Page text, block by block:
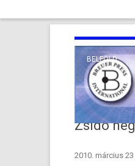
BELFÖLD
TENGERENTÚL
Zsidó
2010. március 23